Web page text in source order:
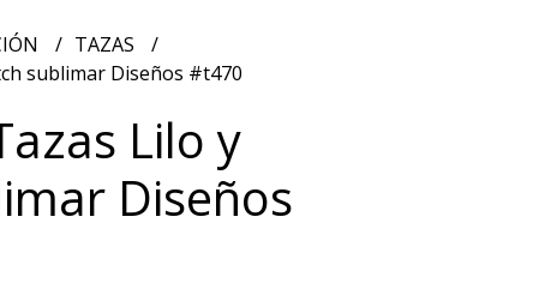
TAZAS
sublimar Diseños #t470
Lilo y
Diseños